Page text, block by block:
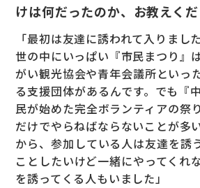
けは何だったのか、お教えく
「最初は友達に誘われて入りました
世の中にいっぱい『市民まつり』
がい観光協会や青年会議所といっ
る支援団体があるんです。でも『
民が始めた完全ボランティアの祭
だけでやらねばならないことが多
から、参加している人は友達を誘
ことしたいけど一緒にやってくれ
を誘ってくる人もいました」